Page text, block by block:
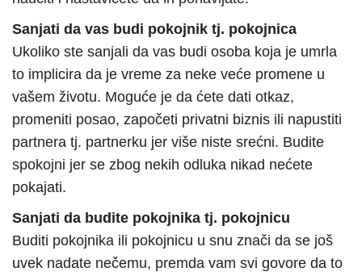
Sanjati da vas budi pokojnik tj. pokojnica
Ukoliko ste sanjali da vas budi osoba koja je umrla
to implicira da je vreme za neke veće promene u
vašem životu. Moguće je da ćete dati otkaz,
promeniti posao, započeti privatni biznis ili napustiti
partnera tj. partnerku jer više niste srećni. Budite
spokojni jer se zbog nekih odluka nikad nećete
pokajati.
Sanjati da budite pokojnika tj. pokojnicu
Buditi pokojnika ili pokojnicu u snu znači da se još
uvek nadate nečemu, premda vam svi govore da to